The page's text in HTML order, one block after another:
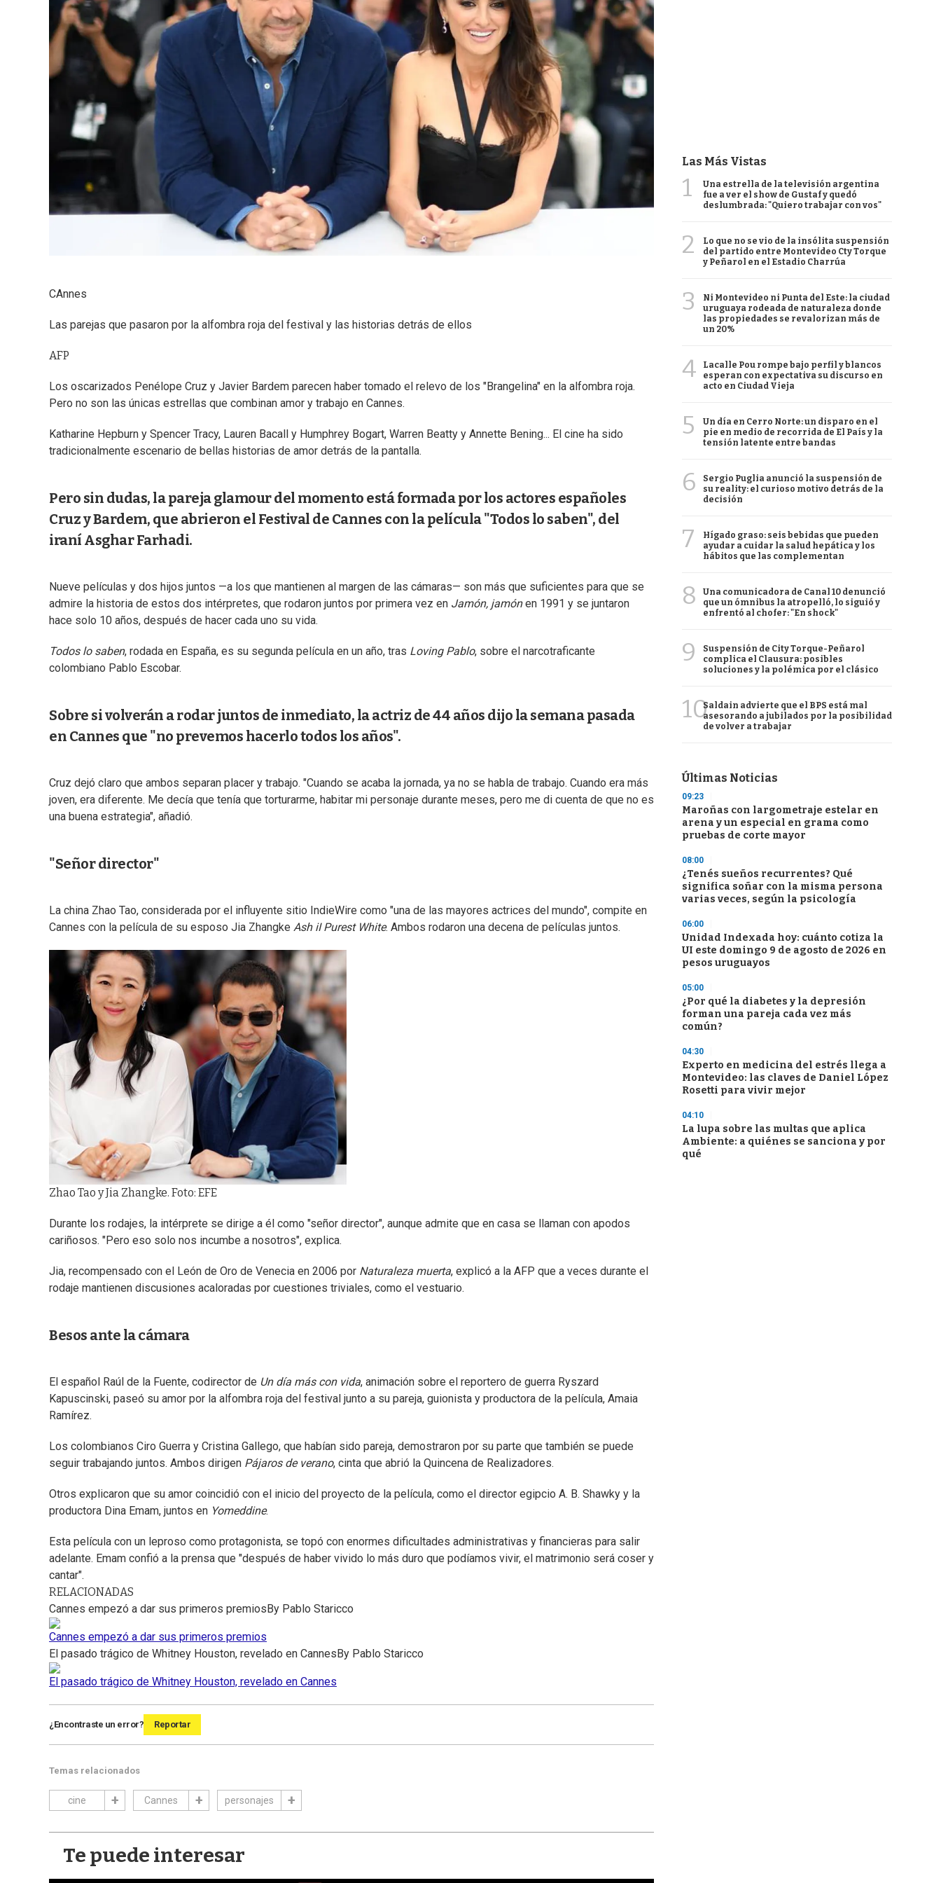
CAnnes
Las parejas que pasaron por la alfombra roja del festival y las historias detrás de ellos
AFP
Los oscarizados Penélope Cruz y Javier Bardem parecen haber tomado el relevo de los "Brangelina" en la alfombra roja.
Pero no son las únicas estrellas que combinan amor y trabajo en Cannes.
Katharine Hepburn y Spencer Tracy, Lauren Bacall y Humphrey Bogart, Warren Beatty y Annette Bening... El cine ha sido
tradicionalmente escenario de bellas historias de amor detrás de la pantalla.
Pero sin dudas, la pareja glamour del momento está formada por los actores españoles
Cruz y Bardem, que abrieron el Festival de Cannes con la película "Todos lo saben", del
iraní Asghar Farhadi.
Nueve películas y dos hijos juntos —a los que mantienen al margen de las cámaras— son más que suficientes para que se
admire la historia de estos dos intérpretes, que rodaron juntos por primera vez en Jamón, jamónen 1991 y se juntaron
hace solo 10 años, después de hacer cada uno su vida.
Todos lo saben, rodada en España, es su segunda película en un año, tras Loving Pablo, sobre el narcotraficante
colombiano Pablo Escobar.
Sobre si volverán a rodar juntos de inmediato, la actriz de 44 años dijo la semana pasada
en Cannes que "no prevemos hacerlo todos los años".
Cruz dejó claro que ambos separan placer y trabajo. "Cuando se acaba la jornada, ya no se habla de trabajo. Cuando era más
joven, era diferente. Me decía que tenía que torturarme, habitar mi personaje durante meses, pero me di cuenta de que no es
una buena estrategia", añadió.
"Señor director"
La china Zhao Tao, considerada por el influyente sitio IndieWire como "una de las mayores actrices del mundo", compite en
Cannes con la película de su esposo Jia Zhangke Ash iI Purest White. Ambos rodaron una decena de películas juntos.
Zhao Tao y Jia Zhangke. Foto: EFE
Durante los rodajes, la intérprete se dirige a él como "señor director", aunque admite que en casa se llaman con apodos
cariñosos. "Pero eso solo nos incumbe a nosotros", explica.
Jia, recompensado con el León de Oro de Venecia en 2006 por Naturaleza muerta, explicó a la AFP que a veces durante el
rodaje mantienen discusiones acaloradas por cuestiones triviales, como el vestuario.
Besos ante la cámara
El español Raúl de la Fuente, codirector de Un día más con vida, animación sobre el reportero de guerra Ryszard
Kapuscinski, paseó su amor por la alfombra roja del festival junto a su pareja, guionista y productora de la película, Amaia
Ramírez.
Los colombianos Ciro Guerra y Cristina Gallego, que habían sido pareja, demostraron por su parte que también se puede
seguir trabajando juntos. Ambos dirigen Pájaros de verano, cinta que abrió la Quincena de Realizadores.
Otros explicaron que su amor coincidió con el inicio del proyecto de la película, como el director egipcio A. B. Shawky y la
productora Dina Emam, juntos en Yomeddine.
Esta película con un leproso como protagonista, se topó con enormes dificultades administrativas y financieras para salir
adelante. Emam confió a la prensa que "después de haber vivido lo más duro que podíamos vivir, el matrimonio será coser y
cantar".
RELACIONADAS
Cannes empezó a dar sus primeros premios By Pablo Staricco
Cannes empezó a dar sus primeros premios
El pasado trágico de Whitney Houston, revelado en Cannes By Pablo Staricco
El pasado trágico de Whitney Houston, revelado en Cannes
¿Encontraste un error? Reportar
Temas relacionados
cine Cannes personajes
Te puede interesar
Las Más Vistas
1
Una estrella de la televisión argentina
fue a ver el show de Gustaf y quedó
deslumbrada: "Quiero trabajar con vos"
2
Lo que no se vio de la insólita suspensión
del partido entre Montevideo Cty Torque
y Peñarol en el Estadio Charrúa
3
Ni Montevideo ni Punta del Este: la ciudad
uruguaya rodeada de naturaleza donde
las propiedades se revalorizan más de
un 20%
4
Lacalle Pou rompe bajo perfil y blancos
esperan con expectativa su discurso en
acto en Ciudad Vieja
5
Un día en Cerro Norte: un disparo en el
pie en medio de recorrida de El País y la
tensión latente entre bandas
6
Sergio Puglia anunció la suspensión de
su reality: el curioso motivo detrás de la
decisión
7
Hígado graso: seis bebidas que pueden
ayudar a cuidar la salud hepática y los
hábitos que las complementan
8
Una comunicadora de Canal 10 denunció
que un ómnibus la atropelló, lo siguió y
enfrentó al chofer: "En shock"
9
Suspensión de City Torque-Peñarol
complica el Clausura: posibles
soluciones y la polémica por el clásico
10Saldain advierte que el BPS está mal
asesorando a jubilados por la posibilidad
de volver a trabajar
Últimas Noticias
09:23
Maroñas con largometraje estelar en
arena y un especial en grama como
pruebas de corte mayor
08:00
¿Tenés sueños recurrentes? Qué
significa soñar con la misma persona
varias veces, según la psicología
06:00
Unidad Indexada hoy: cuánto cotiza la
UI este domingo 9 de agosto de 2026 en
pesos uruguayos
05:00
¿Por qué la diabetes y la depresión
forman una pareja cada vez más
común?
04:30
Experto en medicina del estrés llega a
Montevideo: las claves de Daniel López
Rosetti para vivir mejor
04:10
La lupa sobre las multas que aplica
Ambiente: a quiénes se sanciona y por
qué